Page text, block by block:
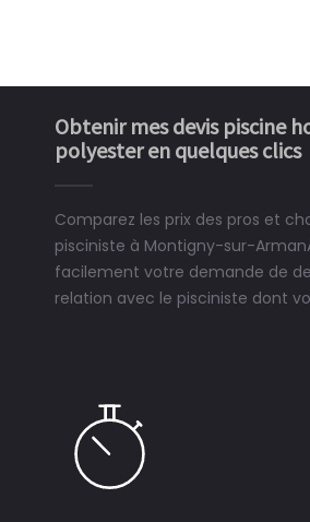
Obtenir mes devis piscine
polyester en quelques clics
Comparez les prix des pros et
pisciniste à Montigny-sur-
facilement votre demande de
relation avec le pisciniste dont